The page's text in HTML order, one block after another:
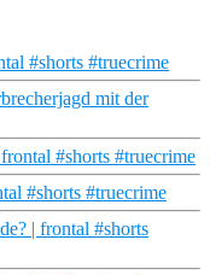
#shorts #truecrime
mit der
#shorts #truecrime
#shorts #truecrime
| frontal #shorts